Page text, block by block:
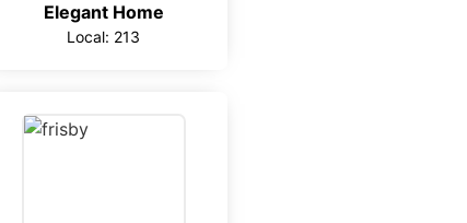
Elegant Home
Local: 213